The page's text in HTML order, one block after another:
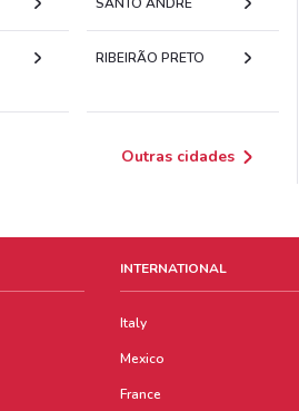
RIBEIRÃO PRETO
Outras cidades
INTERNATIONAL
Italy
Mexico
France